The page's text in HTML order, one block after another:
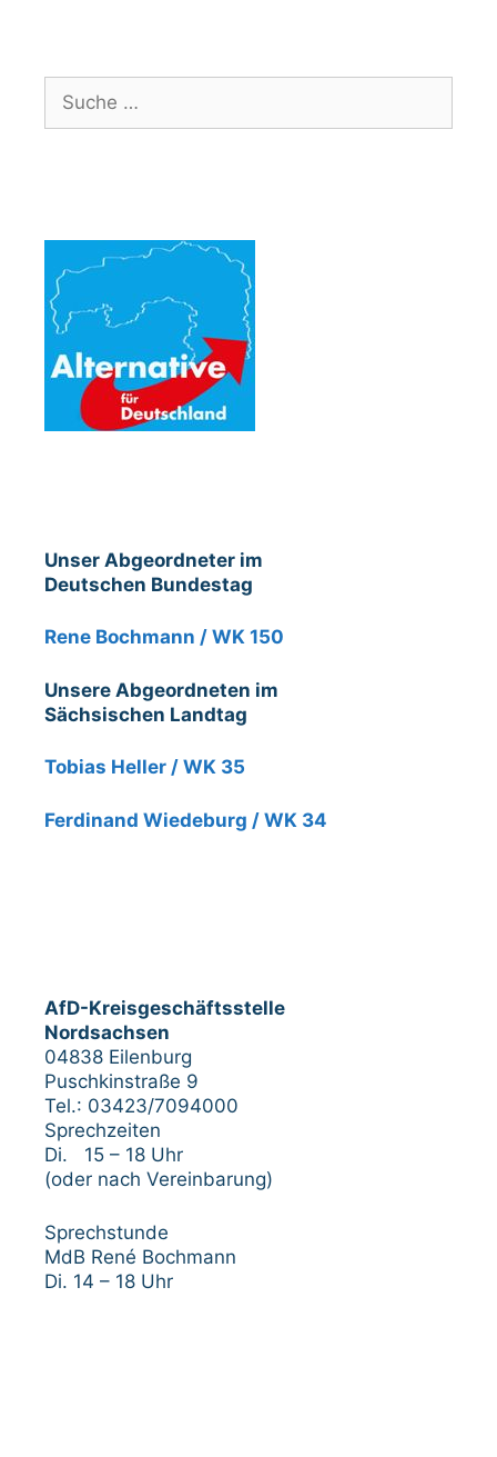
nach:
Unser Abgeordneter im
Deutschen Bundestag
Rene Bochmann / WK 150
Unsere Abgeordneten im
Sächsischen Landtag
Tobias Heller / WK 35
Ferdinand Wiedeburg / WK 34
AfD-Kreisgeschäftsstelle
Nordsachsen
04838 Eilenburg
Puschkinstraße 9
Tel.: 03423/7094000
Sprechzeiten
Di. 15 – 18 Uhr
(oder nach Vereinbarung)
Sprechstunde
MdB René Bochmann
Di. 14 – 18 Uhr